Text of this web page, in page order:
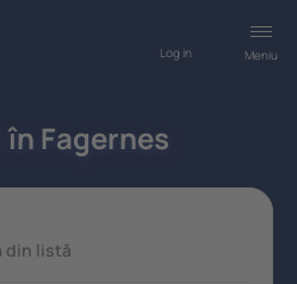
Meniu
Log in
Fagernes